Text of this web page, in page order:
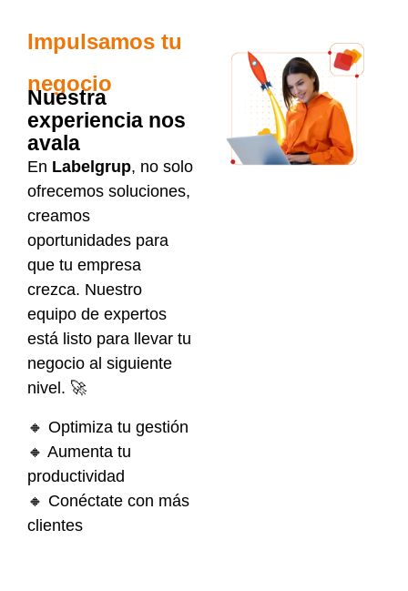
Impulsamos tu
negocio
Nuestra
experiencia nos
avala
En Labelgrup, no solo
ofrecemos soluciones,
creamos
oportunidades para
que tu empresa
crezca. Nuestro
equipo de expertos
está listo para llevar tu
negocio al siguiente
nivel. 🚀
🔸 Optimiza tu gestión
🔸 Aumenta tu
productividad
🔸 Conéctate con más
clientes